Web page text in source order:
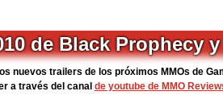
de Black Prophecy
nuevos trailers de los próximos MMOs de
a través del canal de youtube de MMO